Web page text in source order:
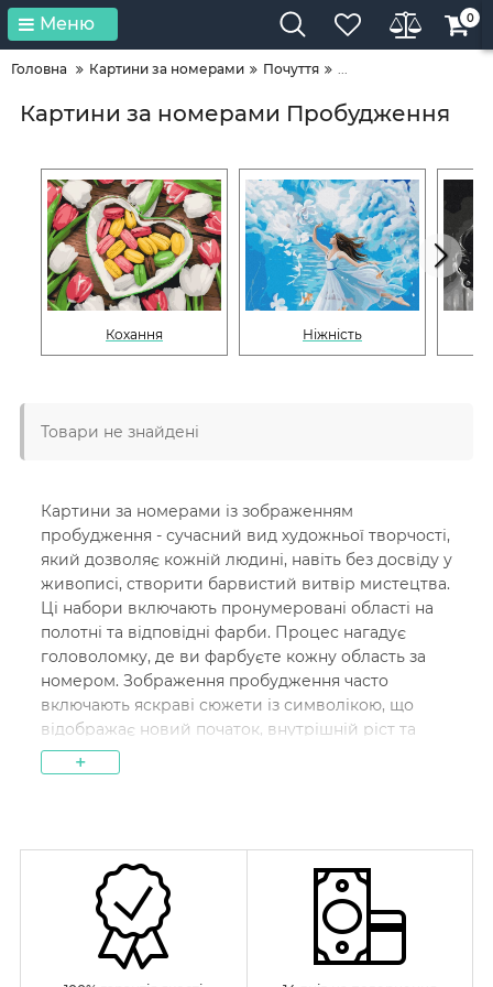
Меню 0
Головна Картини за номерами Почуття ...
Картини за номерами Пробудження
Кохання Ніжність
Товари не знайдені
Картини за номерами із зображенням
пробудження - сучасний вид художньої творчості,
який дозволяє кожній людині, навіть без досвіду у
живописі, створити барвистий витвір мистецтва.
Ці набори включають пронумеровані області на
полотні та відповідні фарби. Процес нагадує
головоломку, де ви фарбуєте кожну область за
номером. Зображення пробудження часто
включають яскраві сюжети із символікою, що
відображає новий початок, внутрішній ріст та
розвиток. Ця форма мистецтва дозволяє
висловити свої почуття та натхнення через пензлі
Кому підійдуть картини за номерами із
пробудженням
Картини за номерами
з пробудженням підійдуть
широкому загалу людей, у тому числі:
+